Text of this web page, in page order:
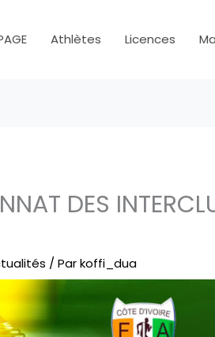
Athlètes Licences
DES
/ Parkoffi_dua